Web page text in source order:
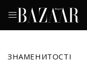
ЗНАМЕНИТОСТІ